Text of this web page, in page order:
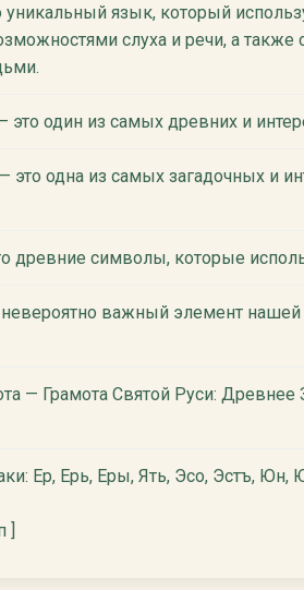
язык, который
слуха и речи, а также
это один из самых древних и
это одна из самых загадочных и
древние символы, которые
важный элемент
— Грамота Святой Руси:
Ер, Ерь, Еры, Ять, Эсо, Эстъ, Юн,
]